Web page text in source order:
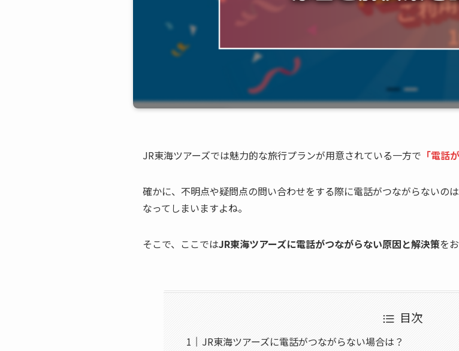
JR東海ツアーズでは魅力的な旅行プランが用意されている一方で 「電話
確かに、不明点や疑問点の問い合わせをする際に電話がつながらないの
なってしまいますよね。
そこで、ここではJR東海ツアーズに電話がつながらない原因と解決策を
目次
JR東海ツアーズに電話がつながらない場合は？